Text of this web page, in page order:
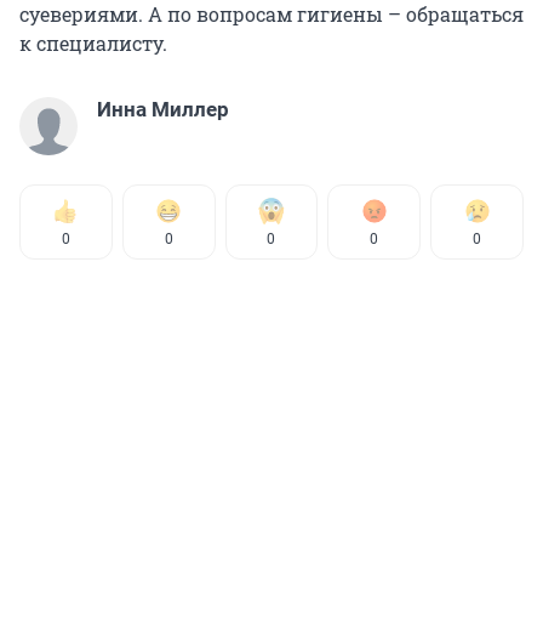
суевериями. А по вопросам гигиены – обращаться
к специалисту.
Инна Миллер
0 0 0 0 0